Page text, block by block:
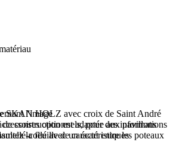
l'image
optionnels, pour des informations
la feuille de caractéristiques
SKAN HOLZ avec croix de Saint André
de construction est adaptée aux pavillons
collé avec un écart entre les poteaux